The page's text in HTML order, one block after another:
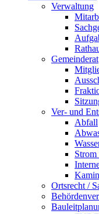
Verwaltung
Gemeinderat
Ver- und
Abfall
Strom
Ortsrecht /